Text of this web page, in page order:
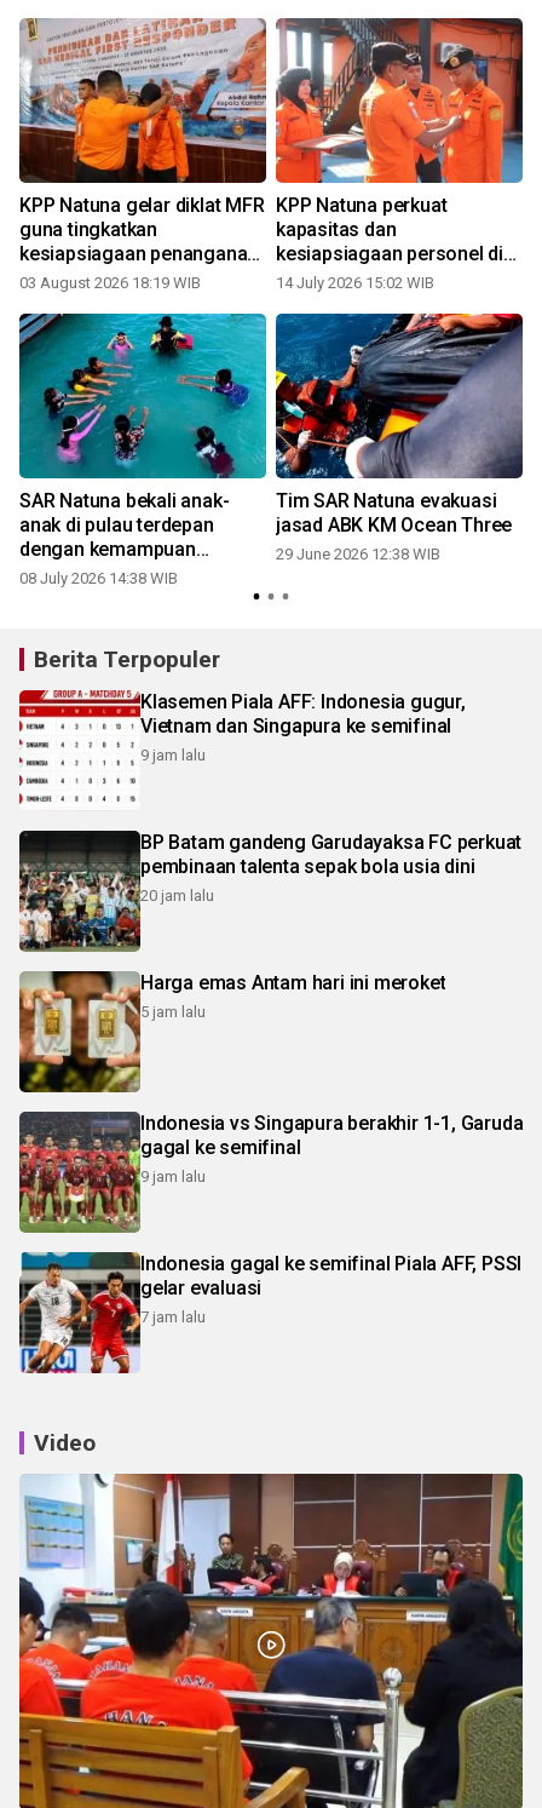
KPP Natuna gelar diklat MFR
guna tingkatkan
kesiapsiagaan penanganan
korban
03 August 2026 18:19 WIB
KPP Natuna perkuat
kapasitas dan
kesiapsiagaan personel di
wilayah perbatasan
14 July 2026 15:02 WIB
SAR Natuna bekali anak-
anak di pulau terdepan
dengan kemampuan
berenang
08 July 2026 14:38 WIB
Tim SAR Natuna evakuasi
jasad ABK KM Ocean Three
29 June 2026 12:38 WIB
Berita Terpopuler
Klasemen Piala AFF: Indonesia gugur,
Vietnam dan Singapura ke semifinal
9 jam lalu
BP Batam gandeng Garudayaksa FC perkuat
pembinaan talenta sepak bola usia dini
20 jam lalu
Harga emas Antam hari ini meroket
5 jam lalu
Indonesia vs Singapura berakhir 1-1, Garuda
gagal ke semifinal
9 jam lalu
Indonesia gagal ke semifinal Piala AFF, PSSI
gelar evaluasi
7 jam lalu
Video